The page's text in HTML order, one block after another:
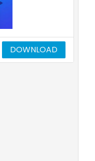
DOWNLOAD